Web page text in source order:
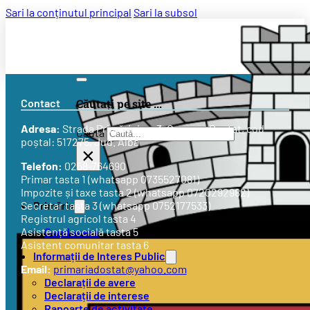
Sari la conținutul principal Sari la subsol
Căutați pe site ...
Caută
×
Primăria
Conducere
Informații de Interes Public
Declarații de avere
Declarații de interese
Contact
Adresa: StradaPrimăriei nr. 3, Comuna Doștat, cod
poștal: 517275, Jud. Alba
Telefon: 0258-764690
Primar tasta 1 (whatsapp 0735527081)
Impozite și taxe tasta 2 (whatsapp 0720292982)
Secretar tasta 3 (whatsapp 0752177533)
Registrul agricol tasta 4
Asistență socială tasta 5
Asistent comunitar tasta 6
Email: primariadostat@yahoo.com